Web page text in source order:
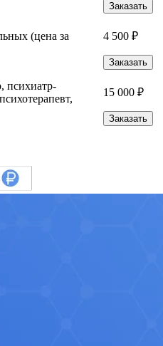
Заказать
(цена за
4 500 ₽
Заказать
психиатр-
15 000 ₽
Заказать